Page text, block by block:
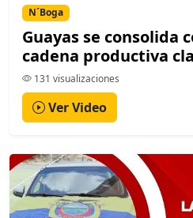
N´Boga
Guayas se consolida
cadena productiva
131 visualizaciones
Ver Video